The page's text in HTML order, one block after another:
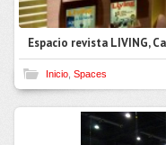
Espacio revista LIVING,
Inicio, Spaces